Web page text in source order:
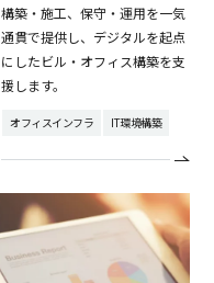
構築・施工、保守・運用を一気
通貫で提供し、デジタルを起点
にしたビル・オフィス構築を支
援します。
オフィスインフラ IT環境構築